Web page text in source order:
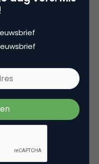
van 2006, eerste
opvoeden als
werk. Het is wel
te proberen.